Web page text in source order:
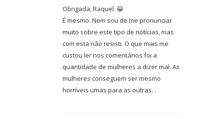
Obrigada, Raquel. 😀
É mesmo. Nem sou de me pronunciar
muito sobre este tipo de notícias, mas
com esta não resisti. O que mais me
custou ler nos comentários foi a
quantidade de mulheres a dizer mal. As
mulheres conseguem ser mesmo
horríveis umas para as outras. :